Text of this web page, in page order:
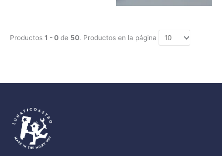
Productos 1 - 0 de 50. Productos en la página